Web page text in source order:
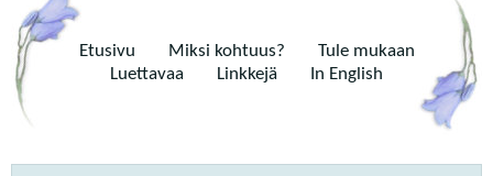
Etusivu Miksi kohtuus?
Tule mukaan
Luettavaa
Linkkejä In English